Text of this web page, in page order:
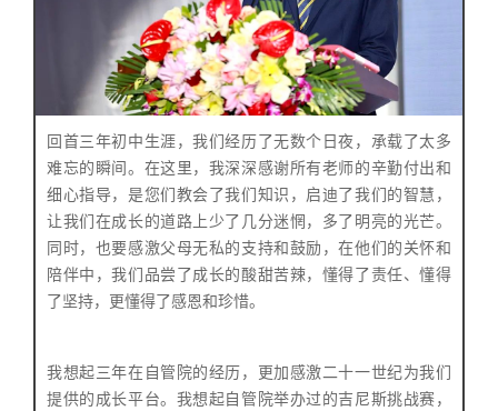
回首三年初中生涯，我们经历了无数个日夜，承载了太多
难忘的瞬间。在这里，我深深感谢所有老师的辛勤付出和
细心指导，是您们教会了我们知识，启迪了我们的智慧，
让我们在成长的道路上少了几分迷惘，多了明亮的光芒。
同时，也要感激父母无私的支持和鼓励，在他们的关怀和
陪伴中，我们品尝了成长的酸甜苦辣，懂得了责任、懂得
了坚持，更懂得了感恩和珍惜。
我想起三年在自管院的经历，更加感激二十一世纪为我们
提供的成长平台。 我想起自管院举办过的吉尼斯挑战赛，